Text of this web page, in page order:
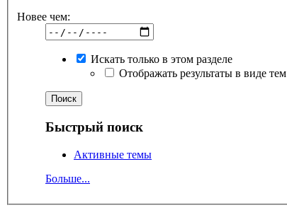
Новее чем:
Искать только в этом разделе
Отображать результаты в виде тем
Быстрый поиск
Активные темы
Больше...